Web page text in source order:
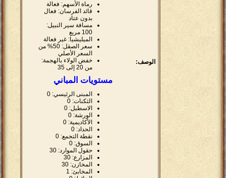
الوصف:
رماة الأسهم: فعالة
قائد الفرسان: فعال
بدون عتاد
مسافة سير النبيل:
100 مربع
الميليشيا: غير فعالة
سعر الصقل: 50% من
السعر الأصلي
خفض الولاء بالهجمة:
من 20 إلى 35
مستويات المباني
المبنى الرئيسي: 0
الثكنات: 0
الاسطبل: 0
الورشة: 0
الأكاديمية: 0
الحداد: 0
نقطة التجمع: 0
السوق: 0
حقول الموارد: 30
المزارع: 30
المخازن: 30
المخابئ: 1